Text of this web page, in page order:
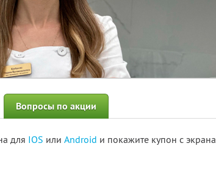
Вопросы по акции
для IOS или Android и покажите купон с экрана